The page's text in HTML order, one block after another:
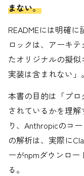
まない。
READMEには明確
ロックは、アーキ
たオリジナルの擬
実装は含まれない」。
本書の目的は「プ
されているかを理
り、Anthropicのコ
の解析は、実際に
ーがnpmダウンロ
る。